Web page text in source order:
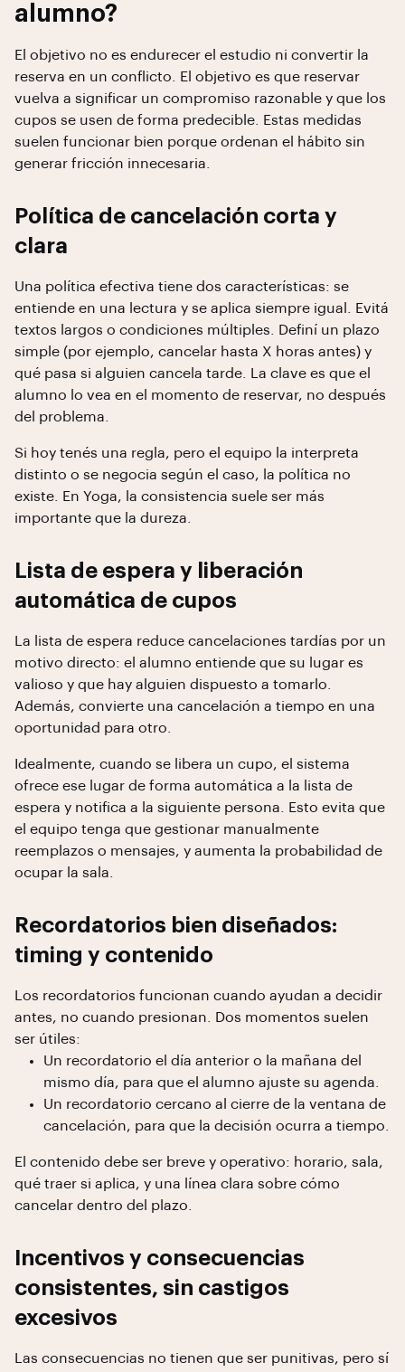
alumno?
El objetivo no es endurecer el estudio ni convertir la
reserva en un conflicto. El objetivo es que reservar
vuelva a significar un compromiso razonable y que los
cupos se usen de forma predecible. Estas medidas
suelen funcionar bien porque ordenan el hábito sin
generar fricción innecesaria.
Política de cancelación corta y
clara
Una política efectiva tiene dos características: se
entiende en una lectura y se aplica siempre igual. Evitá
textos largos o condiciones múltiples. Definí un plazo
simple (por ejemplo, cancelar hasta X horas antes) y
qué pasa si alguien cancela tarde. La clave es que el
alumno lo vea en el momento de reservar, no después
del problema.
Si hoy tenés una regla, pero el equipo la interpreta
distinto o se negocia según el caso, la política no
existe. En Yoga, la consistencia suele ser más
importante que la dureza.
Lista de espera y liberación
automática de cupos
La lista de espera reduce cancelaciones tardías por un
motivo directo: el alumno entiende que su lugar es
valioso y que hay alguien dispuesto a tomarlo.
Además, convierte una cancelación a tiempo en una
oportunidad para otro.
Idealmente, cuando se libera un cupo, el sistema
ofrece ese lugar de forma automática a la lista de
espera y notifica a la siguiente persona. Esto evita que
el equipo tenga que gestionar manualmente
reemplazos o mensajes, y aumenta la probabilidad de
ocupar la sala.
Recordatorios bien diseñados:
timing y contenido
Los recordatorios funcionan cuando ayudan a decidir
antes, no cuando presionan. Dos momentos suelen
ser útiles:
Un recordatorio el día anterior o la mañana del
mismo día, para que el alumno ajuste su agenda.
Un recordatorio cercano al cierre de la ventana de
cancelación, para que la decisión ocurra a tiempo.
El contenido debe ser breve y operativo: horario, sala,
qué traer si aplica, y una línea clara sobre cómo
cancelar dentro del plazo.
Incentivos y consecuencias
consistentes, sin castigos
excesivos
Las consecuencias no tienen que ser punitivas, pero sí